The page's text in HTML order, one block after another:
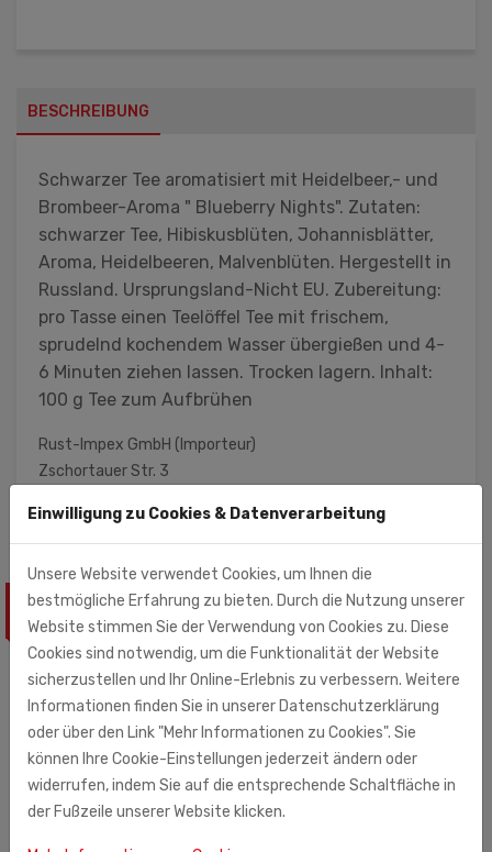
BESCHREIBUNG
Schwarzer Tee aromatisiert mit Heidelbeer,- und
Brombeer-Aroma " Blueberry Nights". Zutaten:
schwarzer Tee, Hibiskusblüten, Johannisblätter,
Aroma, Heidelbeeren, Malvenblüten. Hergestellt in
Russland. Ursprungsland-Nicht EU. Zubereitung:
pro Tasse einen Teelöffel Tee mit frischem,
sprudelnd kochendem Wasser übergießen und 4-
6 Minuten ziehen lassen. Trocken lagern. Inhalt:
100 g Tee zum Aufbrühen
Rust-Impex GmbH (Importeur)
Zschortauer Str. 3
ÄHNLICHE PRODUKTE
Einwilligung zu Cookies & Datenverarbeitung
Unsere Website verwendet Cookies, um Ihnen die
bestmögliche Erfahrung zu bieten. Durch die Nutzung unserer
Website stimmen Sie der Verwendung von Cookies zu. Diese
Cookies sind notwendig, um die Funktionalität der Website
sicherzustellen und Ihr Online-Erlebnis zu verbessern. Weitere
Informationen finden Sie in unserer Datenschutzerklärung
oder über den Link "Mehr Informationen zu Cookies". Sie
können Ihre Cookie-Einstellungen jederzeit ändern oder
widerrufen, indem Sie auf die entsprechende Schaltfläche in
der Fußzeile unserer Website klicken.